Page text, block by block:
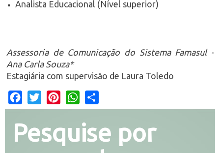
Analista Educacional (Nível superior)
Assessoria de Comunicação do Sistema Famasul -
Ana Carla Souza*
Estagiária com supervisão de Laura Toledo
Facebook
Twitter PinterestWhatsApp
Pesquise por